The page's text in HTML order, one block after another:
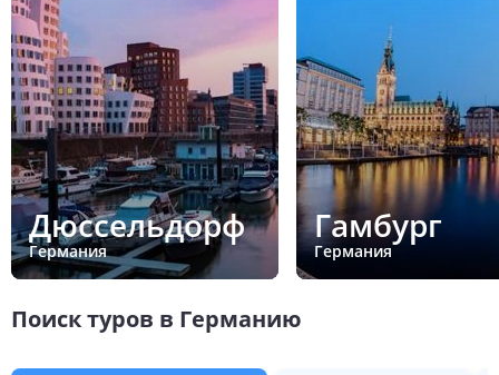
Дюссельдорф
Германия
Гамбург
Германия
Поиск туров в Германию